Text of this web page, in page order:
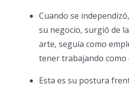
Cuando se
su negocio, surgió de
arte, seguía como
tener trabajando como
Esta es su postura